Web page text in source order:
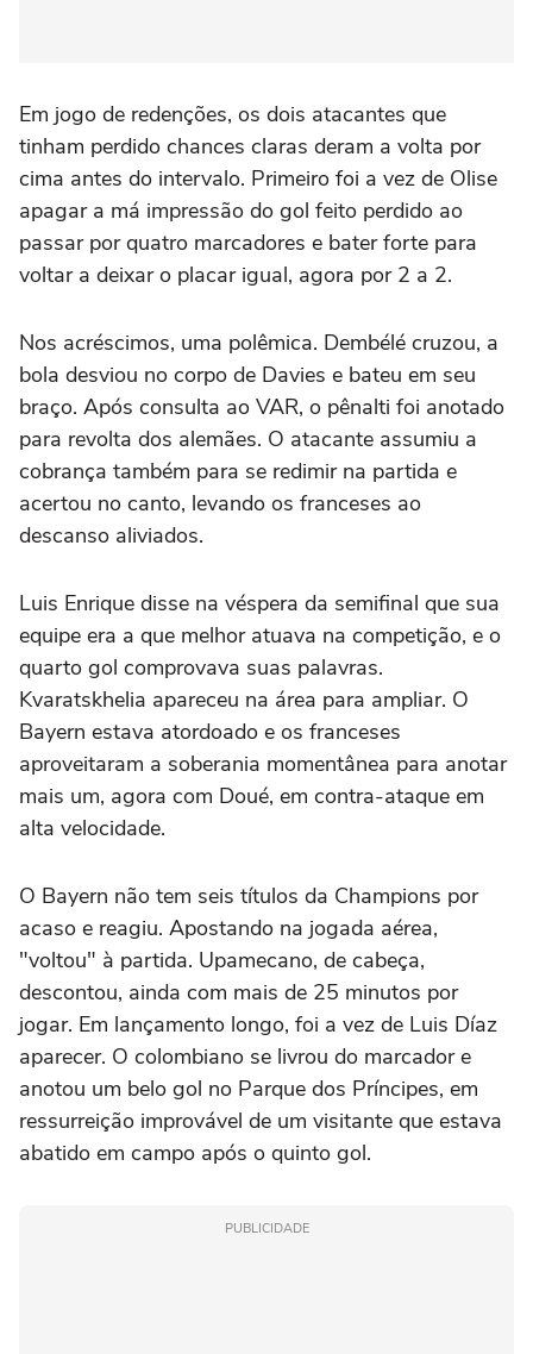
Em jogo de redenções, os dois atacantes que
tinham perdido chances claras deram a volta por
cima antes do intervalo. Primeiro foi a vez de Olise
apagar a má impressão do gol feito perdido ao
passar por quatro marcadores e bater forte para
voltar a deixar o placar igual, agora por 2 a 2.
Nos acréscimos, uma polêmica. Dembélé cruzou, a
bola desviou no corpo de Davies e bateu em seu
braço. Após consulta ao VAR, o pênalti foi anotado
para revolta dos alemães. O atacante assumiu a
cobrança também para se redimir na partida e
acertou no canto, levando os franceses ao
descanso aliviados.
Luis Enrique disse na véspera da semifinal que sua
equipe era a que melhor atuava na competição, e o
quarto gol comprovava suas palavras.
Kvaratskhelia apareceu na área para ampliar. O
Bayern estava atordoado e os franceses
aproveitaram a soberania momentânea para anotar
mais um, agora com Doué, em contra-ataque em
alta velocidade.
O Bayern não tem seis títulos da Champions por
acaso e reagiu. Apostando na jogada aérea,
"voltou" à partida. Upamecano, de cabeça,
descontou, ainda com mais de 25 minutos por
jogar. Em lançamento longo, foi a vez de Luis Díaz
aparecer. O colombiano se livrou do marcador e
anotou um belo gol no Parque dos Príncipes, em
ressurreição improvável de um visitante que estava
abatido em campo após o quinto gol.
PUBLICIDADE